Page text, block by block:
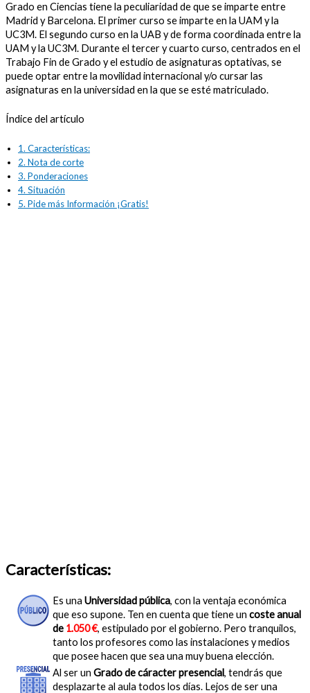
Grado en Ciencias tiene la peculiaridad de que se imparte entre
Madrid y Barcelona. El primer curso se imparte en la UAM y la
UC3M. El segundo curso en la UAB y de forma coordinada entre la
UAM y la UC3M. Durante el tercer y cuarto curso, centrados en el
Trabajo Fin de Grado y el estudio de asignaturas optativas, se
puede optar entre la movilidad internacional y/o cursar las
asignaturas en la universidad en la que se esté matriculado.
Índice del artículo
1. Características:
2. Nota de corte
3. Ponderaciones
4. Situación
5. Pide más Información ¡Gratis!
Características:
Es una Universidad pública, con la ventaja económica
que eso supone. Ten en cuenta que tiene un coste anual
de 1.050 €, estipulado por el gobierno. Pero tranquilos,
tanto los profesores como las instalaciones y medios
que posee hacen que sea una muy buena elección.
Al ser un Grado de cáracter presencial, tendrás que
desplazarte al aula todos los días. Lejos de ser una